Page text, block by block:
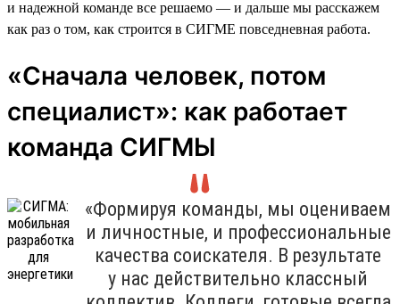
и надежной команде все решаемо — и дальше мы расскажем
как раз о том, как строится в СИГМЕ повседневная работа.
«Сначала человек, потом
специалист»: как работает
команда СИГМЫ
«Формируя команды, мы оцениваем
и личностные, и профессиональные
качества соискателя. В результате
у нас действительно классный